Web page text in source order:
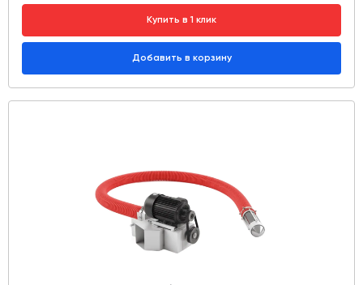
Купить в 1 клик
Добавить в корзину